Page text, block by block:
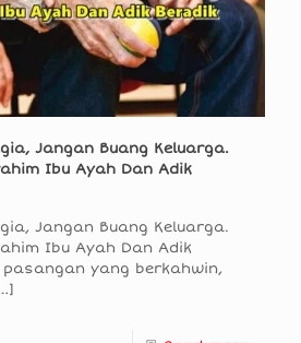
Jangan Buang Keluarga.
Ibu Ayah Dan Adik
Jangan Buang Keluarga.
Ibu Ayah Dan Adik
yang berkahwin,